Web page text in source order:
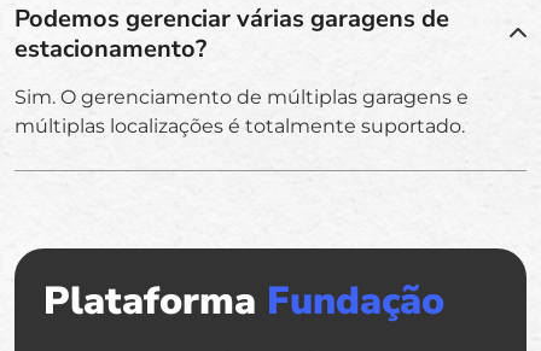
Podemos gerenciar várias garagens de
estacionamento?
Sim. O gerenciamento de múltiplas garagens e
múltiplas localizações é totalmente suportado.
Plataforma Fundação